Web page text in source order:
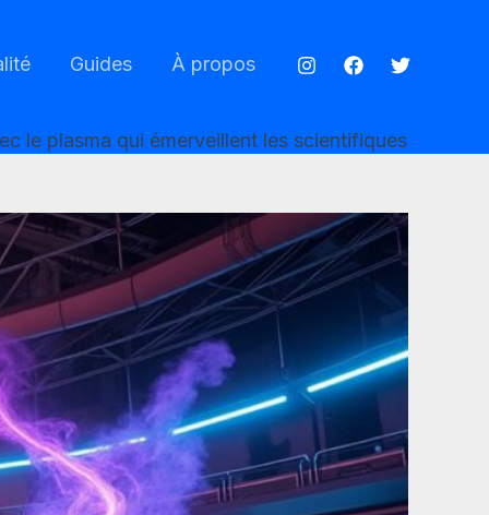
Guides À propos
le plasma qui émerveillent les scientifiques